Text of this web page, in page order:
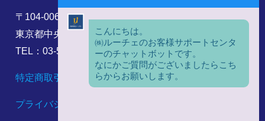
〒104-0061
東京都中央区銀座8丁目17番5号
TEL：03-5860-6173
特定商取引法に基づく表記
プライバシーポリシー